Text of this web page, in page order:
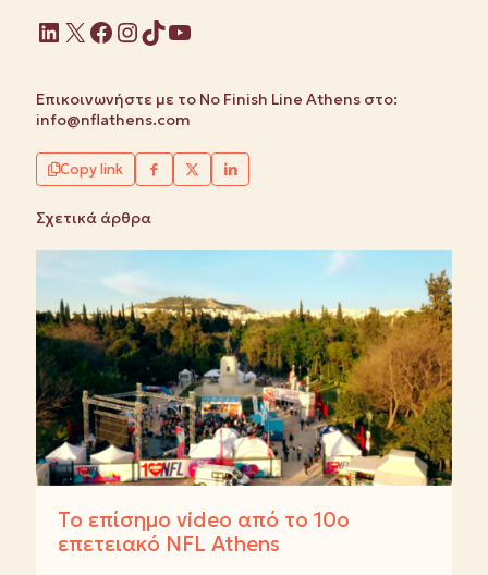
Linkedin
X Facebook
Instagram
TikTok
YouTube
Επικοινωνήστε με το No Finish Line Athens στο:
info@nflathens.com
Copy link
Σχετικά άρθρα
Το επίσημο video από το 10ο
επετειακό NFL Athens